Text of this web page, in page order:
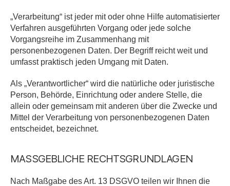
„Verarbeitung“ ist jeder mit oder ohne Hilfe automatisierter
Verfahren ausgeführten Vorgang oder jede solche
Vorgangsreihe im Zusammenhang mit
personenbezogenen Daten. Der Begriff reicht weit und
umfasst praktisch jeden Umgang mit Daten.
Als „Verantwortlicher“ wird die natürliche oder juristische
Person, Behörde, Einrichtung oder andere Stelle, die
allein oder gemeinsam mit anderen über die Zwecke und
Mittel der Verarbeitung von personenbezogenen Daten
entscheidet, bezeichnet.
MASSGEBLICHE RECHTSGRUNDLAGEN
Nach Maßgabe des Art. 13 DSGVO teilen wir Ihnen die